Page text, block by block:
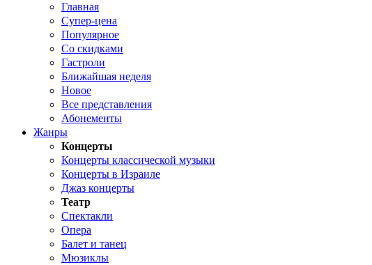
Главная
Супер-цена
Популярное
Со скидками
Гастроли
Ближайшая неделя
Новое
Все представления
Абонементы
Жанры
Концерты
Концерты классической музыки
Концерты в Израиле
Джаз концерты
Театр
Спектакли
Опера
Балет и танец
Мюзиклы